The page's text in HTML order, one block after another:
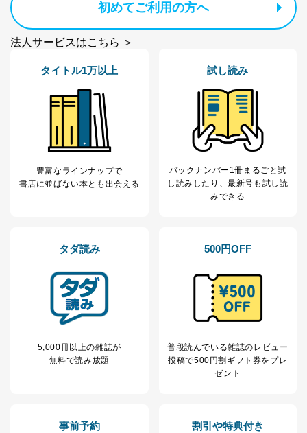
初めてご利用の方へ
法人サービスはこちら ＞
タイトル1万以上
豊富なラインナップで
書店に並ばない本とも出会える
試し読み
バックナンバー1冊まるごと試
し読み したり、最新号も試し読
みできる
タダ読み
5,000冊以上の雑誌が
無料で読み放題
500円OFF
普段読んでいる雑誌のレビュー
投稿で500円割ギフト券をプレ
ゼント
事前予約 割引や特典付き